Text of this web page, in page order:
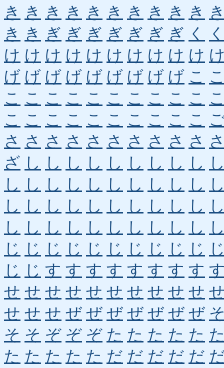
き き き き き き き き き き
き き ぎ ぎ ぎ ぎ ぎ ぎ ぎ く
け け け け け け け け け け
げ げ げ げ げ げ げ げ げ こ
こ こ こ こ こ こ こ こ こ こ
こ こ こ こ こ こ こ こ こ こ
さ さ さ さ さ さ さ さ さ さ
ざ し し し し し し し し し
し し し し し し し し し し
し し し し し し し し し し
し し し し し し し し し し
じ じ じ じ じ じ じ じ じ じ
じ じ す す す す す す す す
せ せ せ せ せ せ せ せ せ せ
せ せ せ ぜ ぜ ぜ ぜ ぜ ぜ ぜ
そ そ ぞ ぞ ぞ た た た た た
た た た た た だ だ だ だ だ